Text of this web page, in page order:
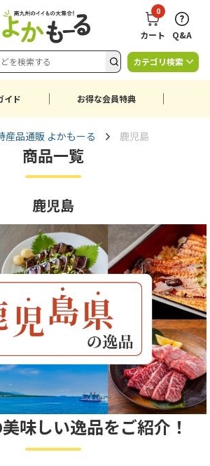
0
カート Q&A
カテゴリ検索
イド お得な会員特典
産品通販 よかもーる 鹿児島
商品一覧
鹿児島
味しい逸品をご紹介！